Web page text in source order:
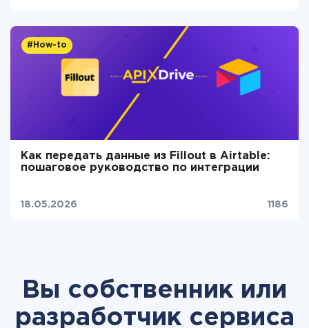
#How-to
Как передать данные из Fillout в Airtable:
пошаговое руководство по интеграции
18.05.2026 1186
Вы собственник или
разработчик сервиса